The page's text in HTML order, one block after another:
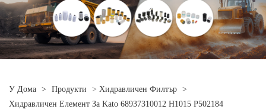
У Дома > Продукти > Хидравличен Филтър >
Хидравличен Елемент За Kato 68937310012 H1015 P502184